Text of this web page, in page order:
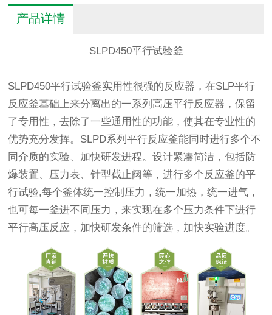
产品详情
SLPD450平行试验釜
SLPD450平行试验釜实用性很强的反应器，在SLP平行
反应釜基础上来分离出的一系列高压平行反应器，保留
了专用性，去除了一些通用性的功能，使其在专业性的
优势充分发挥。SLPD系列平行反应釜能同时进行多个不
同介质的实验、加快研发进程。设计紧凑简洁，包括防
爆装置、压力表、针型截止阀等，进行多个反应釜的平
行试验,每个釜体统一控制压力，统一加热，统一进气，
也可每一釜进不同压力，来实现在多个压力条件下进行
平行高压反应，加快研发条件的筛选，加快实验进度。